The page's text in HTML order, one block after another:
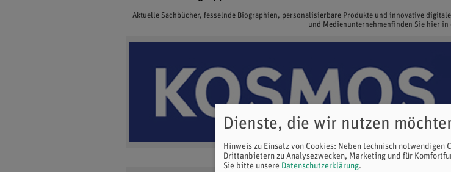
Aktuelle Sachbücher, fesselnde Biographien, personalisierbare Produkte und innovative
und Medienunternehmenfinden Sie hier
Dienste, die wir nutzen
Hinweis zu Einsatz von Cookies: Neben technisch notwendigen
Drittanbietern zu Analysezwecken, Marketing und für
Sie bitte unsere Datenschutzerklärung.